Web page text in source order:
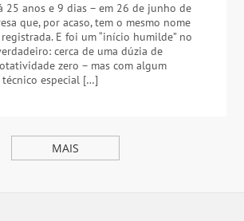
25 anos e 9 dias – em 26 de junho de
que, por acaso, tem o mesmo nome
E foi um “início humilde” no
cerca de uma dúzia de
zero – mas com algum
especial […]
MAIS